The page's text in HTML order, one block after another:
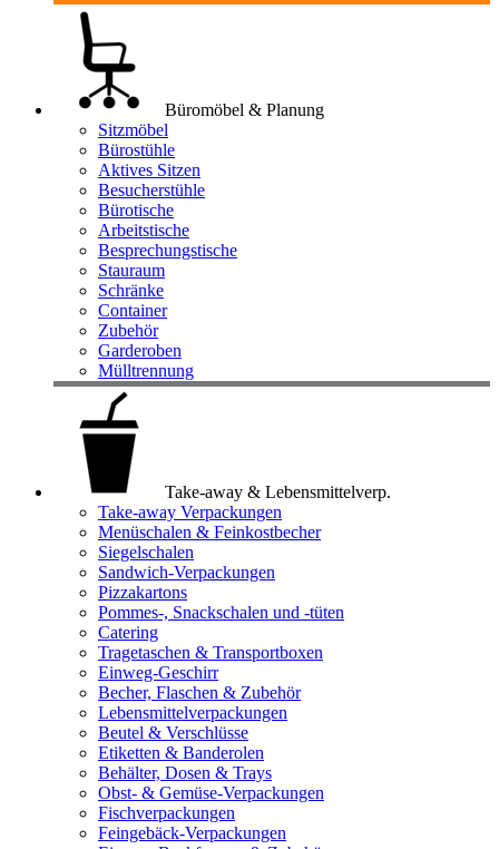
Büromöbel & Planung
Sitzmöbel
Bürostühle
Aktives Sitzen
Besucherstühle
Bürotische
Arbeitstische
Besprechungstische
Stauraum
Schränke
Container
Zubehör
Garderoben
Mülltrennung
Take-away & Lebensmittelverp.
Take-away Verpackungen
Menüschalen & Feinkostbecher
Siegelschalen
Sandwich-Verpackungen
Pizzakartons
Pommes-, Snackschalen und -tüten
Catering
Tragetaschen & Transportboxen
Einweg-Geschirr
Becher, Flaschen & Zubehör
Lebensmittelverpackungen
Beutel & Verschlüsse
Etiketten & Banderolen
Behälter, Dosen & Trays
Obst- & Gemüse-Verpackungen
Fischverpackungen
Feingebäck-Verpackungen